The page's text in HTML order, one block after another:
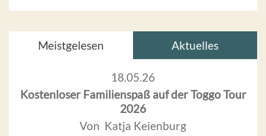
Meistgelesen Aktuelles
18.05.26
Kostenloser Familienspaß auf der Toggo Tour
2026
Von Katja Keienburg